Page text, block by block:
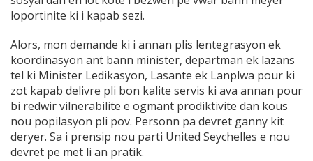
loportinite ki i kapab sezi.
Alors, mon demande ki i annan plis lentegrasyon ek
koordinasyon ant bann minister, departman ek lazans
tel ki Minister Ledikasyon, Lasante ek Lanplwa pour ki
zot kapab delivre pli bon kalite servis ki ava annan pour
bi redwir vilnerabilite e ogmant prodiktivite dan kous
nou popilasyon pli pov. Personn pa devret ganny kit
deryer. Sa i prensip nou parti United Seychelles e nou
devret pe met li an pratik.